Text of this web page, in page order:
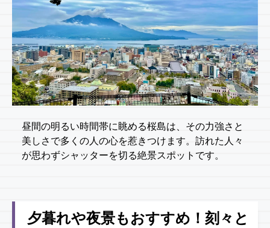
昼間の明るい時間帯に眺める桜島は、その力強さと
美しさで多くの人の心を惹きつけます。訪れた人々
が思わずシャッターを切る絶景スポットです。
夕暮れや夜景もおすすめ！刻々と